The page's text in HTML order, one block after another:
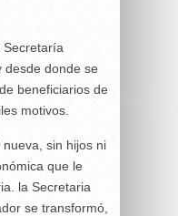
Secretaría
desde donde se
beneficiarios de
motivos.
sin hijos ni
que le
la Secretaria
se transformó,